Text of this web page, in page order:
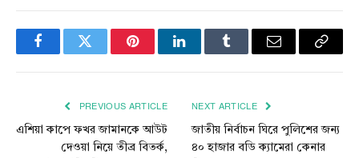
FacebookTwitter PinterestLinkedInTumblr Email
Copy
PREVIOUS ARTICLE
এশিয়া কাপে ফখর জামানকে আউট
দেওয়া নিয়ে তীব্র বিতর্ক,
NEXT ARTICLE
জাতীয় নির্বাচন ঘিরে পুলিশের জন্য
৪০ হাজার বডি ক্যামেরা কেনার